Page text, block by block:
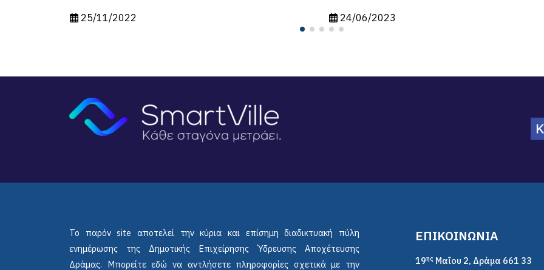
Το παρόν site αποτελεί την κύρια και επίσημη διαδικτυακή πύλη
ενημέρωσης της Δημοτικής Επιχείρησης Ύδρευσης Αποχέτευσης
Δράμας. Μπορείτε εδώ να αντλήσετε πληροφορίες σχετικά με την
ΕΠΙΚΟΙΝΩΝΙΑ
19ης Μαΐου 2, Δράμα 661 33